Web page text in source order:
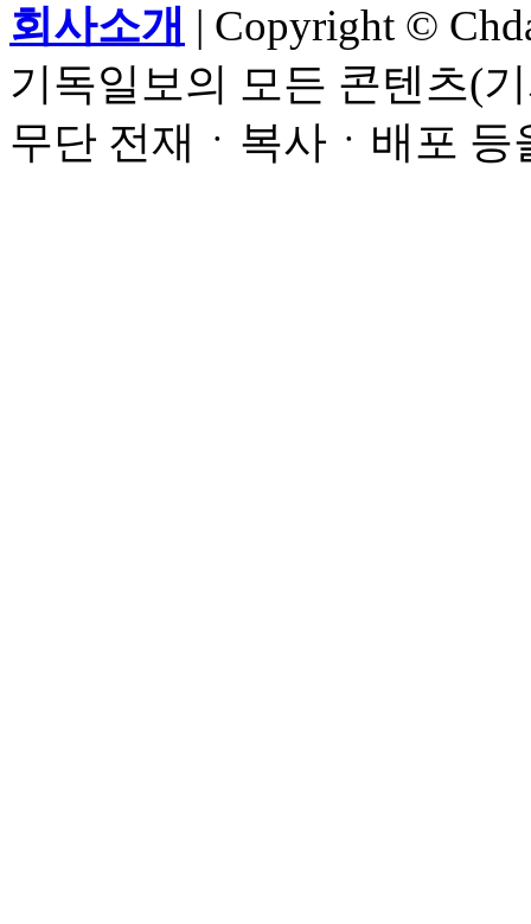
회사소개 | Copyright ©
기독일보의 모든 콘텐츠(
무단 전재ㆍ복사ㆍ배포 등